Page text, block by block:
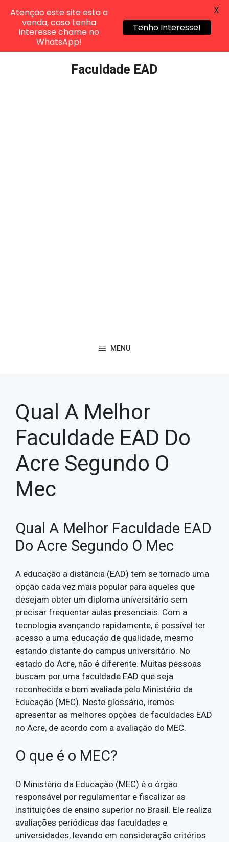
Faculdade EAD
MENU
Qual A Melhor
Faculdade EAD Do
Acre Segundo O
Mec
Qual A Melhor Faculdade EAD
Do Acre Segundo O Mec
A educação a distância (EAD) tem se tornado uma
opção cada vez mais popular para aqueles que
desejam obter um diploma universitário sem
precisar frequentar aulas presenciais. Com a
tecnologia avançando rapidamente, é possível ter
acesso a uma educação de qualidade, mesmo
estando distante do campus universitário. No
estado do Acre, não é diferente. Muitas pessoas
buscam por uma faculdade EAD que seja
reconhecida e bem avaliada pelo Ministério da
Educação (MEC). Neste glossário, iremos
apresentar as melhores opções de faculdades EAD
no Acre, de acordo com a avaliação do MEC.
O que é o MEC?
O Ministério da Educação (MEC) é o órgão
responsável por regulamentar e fiscalizar as
instituições de ensino superior no Brasil. Ele realiza
avaliações periódicas das faculdades e
universidades, levando em consideração critérios
Atenção este site esta a
venda, caso tenha
interesse chame no
WhatsApp!
Tenho Interesse!
X